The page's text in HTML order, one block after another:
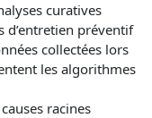
curatives
d’entretien préventif
collectées lors
les algorithmes
racines